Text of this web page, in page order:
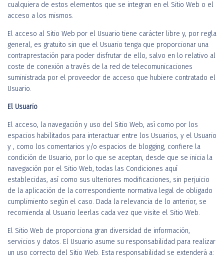
cualquiera de estos elementos que se integran en el Sitio Web o el
acceso a los mismos.
El acceso al Sitio Web por el Usuario tiene carácter libre y, por regla
general, es gratuito sin que el Usuario tenga que proporcionar una
contraprestación para poder disfrutar de ello, salvo en lo relativo al
coste de conexión a través de la red de telecomunicaciones
suministrada por el proveedor de acceso que hubiere contratado el
Usuario.
El Usuario
El acceso, la navegación y uso del Sitio Web, así como por los
espacios habilitados para interactuar entre los Usuarios, y el Usuario
y , como los comentarios y/o espacios de blogging, confiere la
condición de Usuario, por lo que se aceptan, desde que se inicia la
navegación por el Sitio Web, todas las Condiciones aquí
establecidas, así como sus ulteriores modificaciones, sin perjuicio
de la aplicación de la correspondiente normativa legal de obligado
cumplimiento según el caso. Dada la relevancia de lo anterior, se
recomienda al Usuario leerlas cada vez que visite el Sitio Web.
El Sitio Web de proporciona gran diversidad de información,
servicios y datos. El Usuario asume su responsabilidad para realizar
un uso correcto del Sitio Web. Esta responsabilidad se extenderá a: